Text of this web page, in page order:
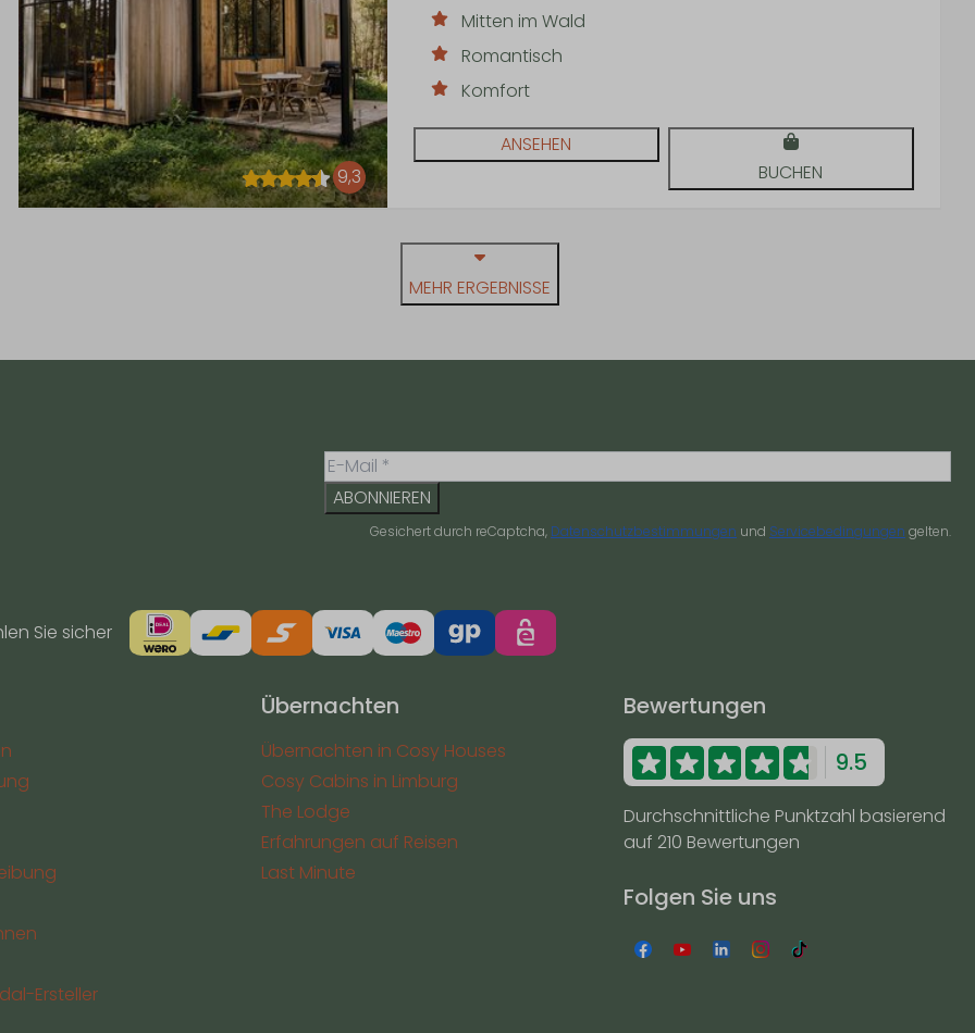
9,3
Mitten im Wald
Romantisch
Komfort
ANSEHEN
BUCHEN
MEHR ERGEBNISSE
ABONNIEREN
Gesichert durch reCaptcha, Datenschutzbestimmungen und Servicebedingungen gelten.
Sie sicher
Ersteller
Übernachten
Übernachten in Cosy Houses
Cosy Cabins in Limburg
The Lodge
Erfahrungen auf Reisen
Last Minute
Bewertungen
9.5
Durchschnittliche Punktzahl basierend
auf 210 Bewertungen
Folgen Sie uns